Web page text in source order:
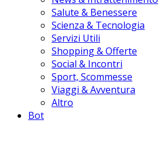
Salute & Benessere
Scienza & Tecnologia
Servizi Utili
Shopping & Offerte
Social & Incontri
Sport, Scommesse
Viaggi & Avventura
Altro
Bot